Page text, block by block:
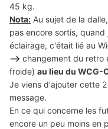
45 kg.
Nota: Au sujet de la
pas encore sortis,
éclairage, c'était lié au
--> changement du retro
froide) au lieu du WCG-
Je viens d'ajouter cette
message.
En ce qui concerne les
encore un peu moins en